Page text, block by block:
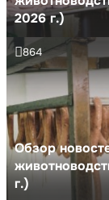
2026 г.)
Обзор
г.)
864